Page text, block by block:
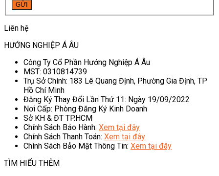
Liên hệ
HƯỚNG NGHIỆP Á ÂU
Công Ty Cổ Phần Hướng Nghiệp Á Âu
MST: 0310814739
Trụ Sở Chính: 183 Lê Quang Định, Phường Gia Định, TP
Hồ Chí Minh
Đăng Ký Thay Đổi Lần Thứ 11: Ngày 19/09/2022
Nơi Cấp: Phòng Đăng Ký Kinh Doanh
Sở KH & ĐT TP.HCM
Chính Sách Bảo Hành: Xem tại đây
Chính Sách Thanh Toán: Xem tại đây
Chính Sách Bảo Mật Thông Tin: Xem tại đây
TÌM HIỂU THÊM